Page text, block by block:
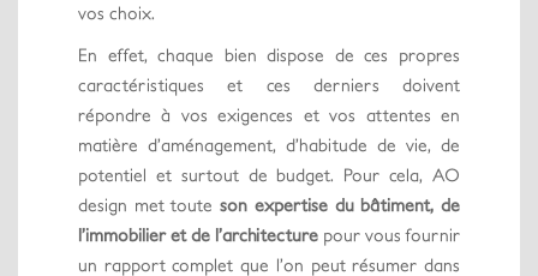
vos choix.
En effet, chaque bien dispose de ces propres
caractéristiques et ces derniers doivent
répondre à vos exigences et vos attentes en
matière d’aménagement, d’habitude de vie, de
potentiel et surtout de budget. Pour cela, AO
design met touteson expertise du bâtiment, de
l’immobilier et de l’architecture pour vous fournir
un rapport complet que l’on peut résumer dans